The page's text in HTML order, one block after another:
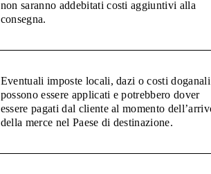
non saranno addebitati costi aggiuntivi alla
consegna.
Eventuali imposte locali, dazi o costi doganali
possono essere applicati e potrebbero dover
essere pagati dal cliente al momento
della merce nel Paese di destinazione.